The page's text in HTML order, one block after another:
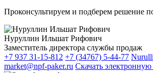
Проконсультируем и подберем решение
Нуруллин Ильшат Рифович
Заместитель директора службы продаж
+7 937 31-15-812 +7 (34767) 5-44-77
market@npf-paker.ru Скачать электронную